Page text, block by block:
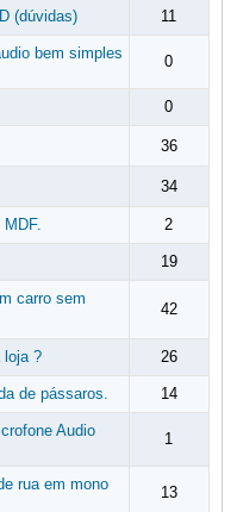
(dúvidas) 11
bem simples
0
0
36
34
2
19
carro sem
42
loja ? 26
de pássaros. 14
Audio
1
rua em mono
13